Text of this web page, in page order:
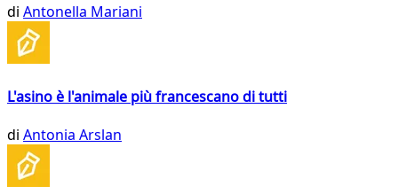
di Antonella Mariani
L'asino è l'animale più francescano di tutti
di Antonia Arslan